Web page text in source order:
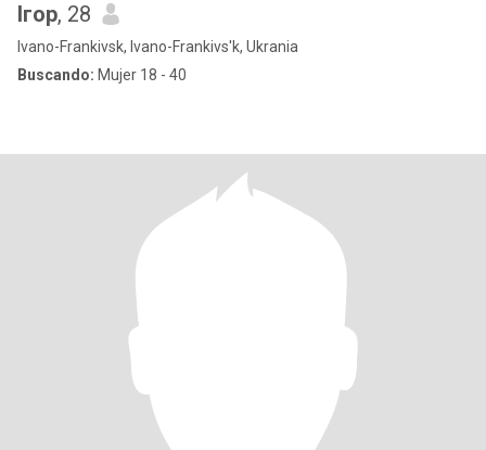
Ігор, 28
Ivano-Frankivsk, Ivano-Frankivs'k, Ukrania
Buscando: Mujer 18 - 40